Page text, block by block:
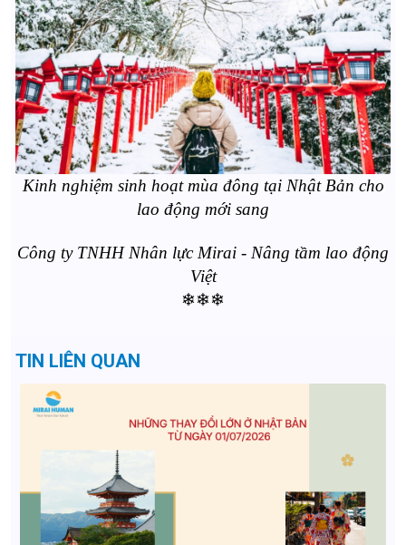
Kinh nghiệm sinh hoạt mùa đông tại Nhật Bản cho
lao động mới sang
Công ty TNHH Nhân lực Mirai - Nâng tầm lao động
Việt
❄❄❄
TIN LIÊN QUAN